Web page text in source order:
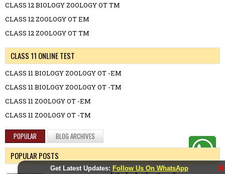
Get Latest Updates: Follow Us On WhatsApp X
CLASS 12 BIOLOGY ZOOLOGY OT TM
CLASS 12 ZOOLOGY OT EM
CLASS 12 ZOOLOGY OT TM
CLASS 11 ONLINE TEST
CLASS 11 BIOLOGY ZOOLOGY OT -EM
CLASS 11 BIOLOGY ZOOLOGY OT -TM
CLASS 11 ZOOLOGY OT -EM
CLASS 11 ZOOLOGY OT -TM
POPULAR BLOG ARCHIVES
POPULAR POSTS